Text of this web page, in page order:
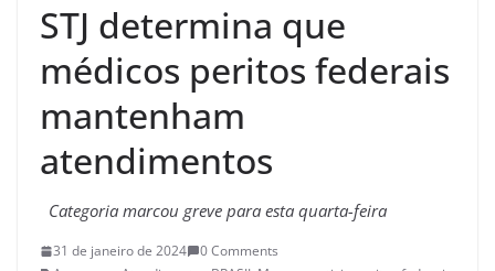
STJ determina que
médicos peritos federais
mantenham
atendimentos
Categoria marcou greve para esta quarta-feira
31 de janeiro de 2024
0 Comments